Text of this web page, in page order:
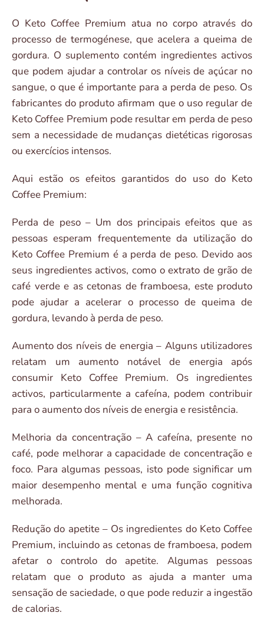
O Keto Coffee Premium atua no corpo através do
processo de termogénese, que acelera a queima de
gordura. O suplemento contém ingredientes activos
que podem ajudar a controlar os níveis de açúcar no
sangue, o que é importante para a perda de peso. Os
fabricantes do produto afirmam que o uso regular de
Keto Coffee Premium pode resultar em perda de peso
sem a necessidade de mudanças dietéticas rigorosas
ou exercícios intensos.
Aqui estão os efeitos garantidos do uso do Keto
Coffee Premium:
Perda de peso – Um dos principais efeitos que as
pessoas esperam frequentemente da utilização do
Keto Coffee Premium é a perda de peso. Devido aos
seus ingredientes activos, como o extrato de grão de
café verde e as cetonas de framboesa, este produto
pode ajudar a acelerar o processo de queima de
gordura, levando à perda de peso.
Aumento dos níveis de energia – Alguns utilizadores
relatam um aumento notável de energia após
consumir Keto Coffee Premium. Os ingredientes
activos, particularmente a cafeína, podem contribuir
para o aumento dos níveis de energia e resistência.
Melhoria da concentração – A cafeína, presente no
café, pode melhorar a capacidade de concentração e
foco. Para algumas pessoas, isto pode significar um
maior desempenho mental e uma função cognitiva
melhorada.
Redução do apetite – Os ingredientes do Keto Coffee
Premium, incluindo as cetonas de framboesa, podem
afetar o controlo do apetite. Algumas pessoas
relatam que o produto as ajuda a manter uma
sensação de saciedade, o que pode reduzir a ingestão
de calorias.